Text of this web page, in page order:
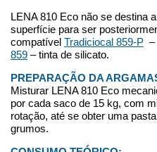
LENA 810 Eco não se destina
superfície para ser
compatível Tradiciocal 859-P –
859 – tinta de silicato.
PREPARAÇÃO DA
Misturar LENA 810 Eco
por cada saco de 15 kg, com
rotação, até se obter uma
grumos.